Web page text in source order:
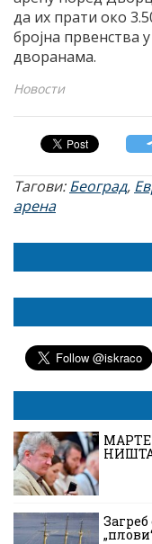
да их прати око
бројна првенства
дворанама.
Новости
Тагови:Београд,
арена